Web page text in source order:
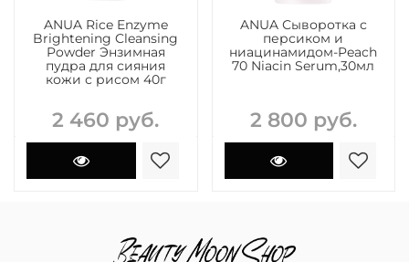
ANUA Rice Enzyme
Brightening Cleansing
Powder Энзимная
пудра для сияния
кожи с рисом 40г
2 460 руб.
ANUA Сыворотка с
персиком и
ниацинамидом-Peach
70 Niacin Serum,30мл
2 800 руб.